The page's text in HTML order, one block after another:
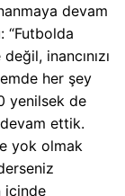
devam
“Futbolda
inancınızı
her şey
yenilsek de
ettik.
yok olmak
içinde